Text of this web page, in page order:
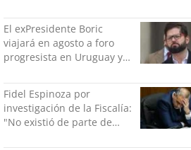
exPenitenciaría
El exPresidente Boric
viajará en agosto a foro
progresista en Uruguay y
Fidel Espinoza por
investigación de la Fiscalía:
"No existió de parte de